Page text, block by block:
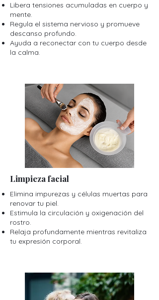
Libera tensiones acumuladas en cuerpo y
mente.
Regula el sistema nervioso y promueve
descanso profundo.
Ayuda a reconectar con tu cuerpo desde
la calma.
Limpieza facial
Elimina impurezas y células muertas para
renovar tu piel.
Estimula la circulación y oxigenación del
rostro.
Relaja profundamente mientras revitaliza
tu expresión corporal.